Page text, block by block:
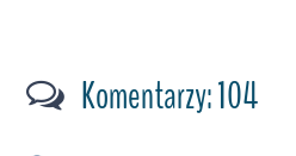
Komentarzy: 104